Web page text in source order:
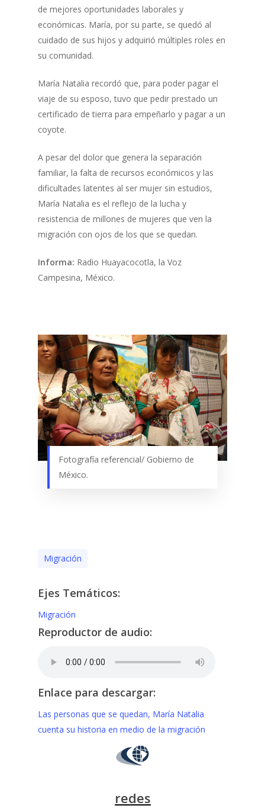
de mejores oportunidades laborales y
económicas. María, por su parte, se quedó al
cuidado de sus hijos y adquirió múltiples roles en
su comunidad.
María Natalia recordó que, para poder pagar el
viaje de su esposo, tuvo que pedir prestado un
certificado de tierra para empeñarlo y pagar a un
coyote.
A pesar del dolor que genera la separación
familiar, la falta de recursos económicos y las
dificultades latentes al ser mujer sin estudios,
María Natalia es el reflejo de la lucha y
resistencia de millones de mujeres que ven la
migración con ojos de los que se quedan.
Informa: Radio Huayacocotla, la Voz
Campesina, México.
Fotografía referencial/ Gobierno de
México.
Migración
Ejes Temáticos:
Migración
Reproductor de audio:
Enlace para descargar:
Las personas que se quedan, María Natalia
cuenta su historia en medio de la migración
redes